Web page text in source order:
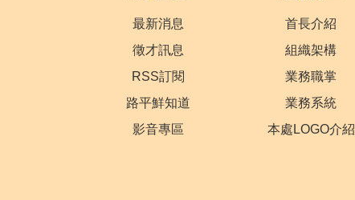
最新消息
徵才訊息
RSS訂閱
路平鮮知道
影音專區
首長介紹
組織架構
業務職掌
業務系統
本處LOGO介紹